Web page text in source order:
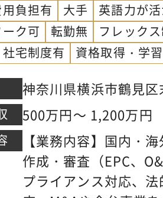
負担有
大手
英語力が
ク可
転勤無
フレック
宅制度有
資格取得・学
神奈川県横浜市鶴見
500万円～ 1,200万円
【業務内容】国内・
作成・審査（EPC、
プライアンス対応、